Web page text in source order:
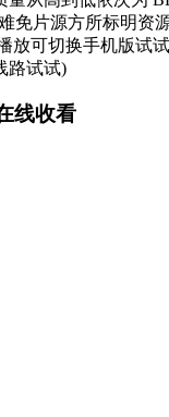
免片源方所标明资
放可切换手机版试
路试试)
线收看